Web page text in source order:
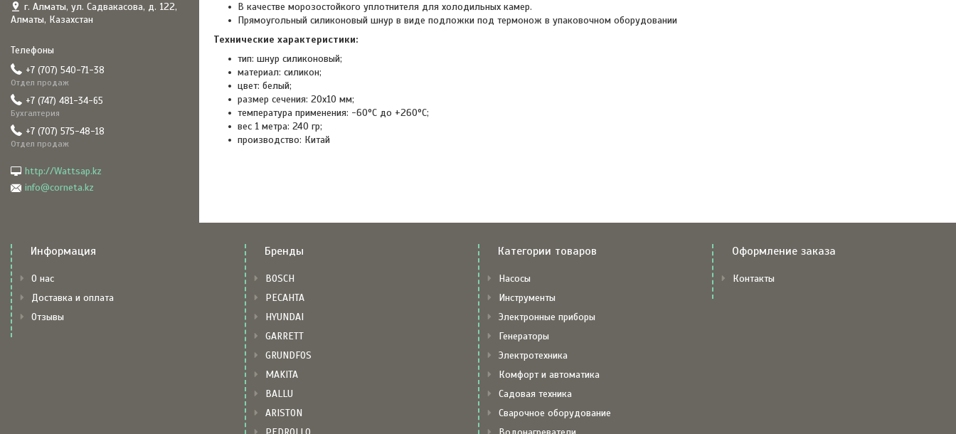
В качестве морозостойкого уплотнителя для холодильных камер.
Прямоугольный силиконовый шнур в виде подложки под термонож в упаковочном оборудовании
Технические характеристики:
тип: шнур силиконовый;
материал: силикон;
цвет: белый;
размер сечения: 20x10 мм;
температура применения: -60°С до +260°С;
вес 1 метра: 240 гр;
производство: Китай
г. Алматы, ул. Садвакасова, д. 122,
Алматы, Казахстан
+7 (707) 540-71-38
Отдел продаж
+7 (747) 481-34-65
Бухгалтерия
+7 (707) 575-48-18
Отдел продаж
http://Wattsap.kz
info@corneta.kz
Информация
О нас
Доставка и оплата
Отзывы
Бренды
BOSCH
РЕСАНТА
HYUNDAI
GARRETT
GRUNDFOS
MAKITA
BALLU
ARISTON
Категории товаров
Насосы
Инструменты
Электронные приборы
Генераторы
Электротехника
Комфорт и автоматика
Садовая техника
Сварочное оборудование
Оформление заказа
Контакты